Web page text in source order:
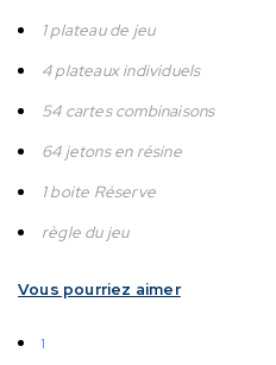
1 plateau de jeu
4 plateaux individuels
54 cartes combinaisons
64 jetons en résine
1 boite Réserve
règle du jeu
Vous pourriez aimer
1